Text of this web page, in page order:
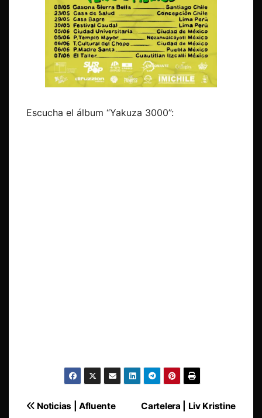
Escucha el álbum “Yakuza 3000”:
Navegación
Cartelera | Liv Kristine
Noticias | Afluente